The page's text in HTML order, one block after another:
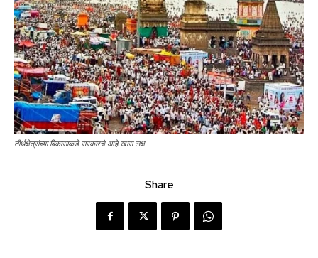
तीर्थक्षेत्रांच्या विकासाकडे सरकारचे आहे खास लक्ष
Share